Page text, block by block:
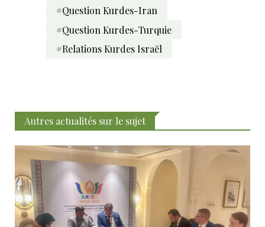
#Question Kurdes-Iran
#Question Kurdes-Turquie
#Relations Kurdes Israël
Autres actualités sur le sujet